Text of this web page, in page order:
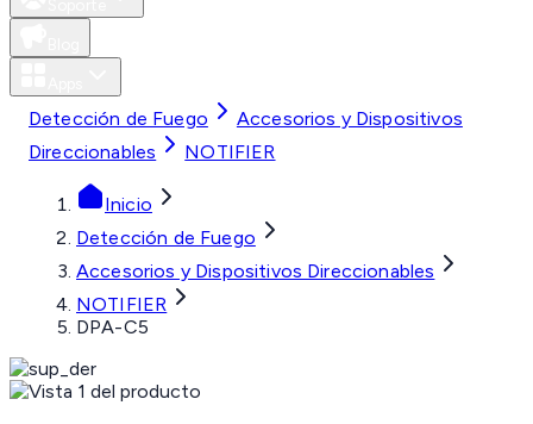
Detección de Fuego
Accesorios y Dispositivos
Direccionables
NOTIFIER
Inicio
Detección de Fuego
Accesorios y Dispositivos Direccionables
NOTIFIER
DPA-C5